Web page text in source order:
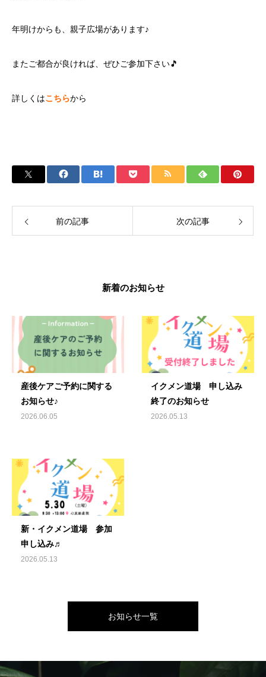
年明けからも、親子広場があります♪
またご都合が良ければ、ぜひご参加下さい🎵
詳しくはこちらから
前の記事 次の記事
新着のお知らせ
産後ケアご予約に関する
お知らせ♪
2026.06.05
イクメン道場 申し込み
終了のお知らせ
2026.05.13
新・イクメン道場 参加
申し込み♬
2026.05.13
お知らせ一覧